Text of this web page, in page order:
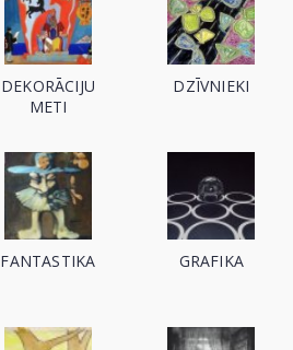
DEKORĀCIJU
METI
DZĪVNIEKI
FANTASTIKA GRAFIKA